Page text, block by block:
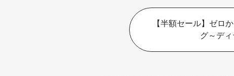
【半額セール】ゼロ
グ～ディ